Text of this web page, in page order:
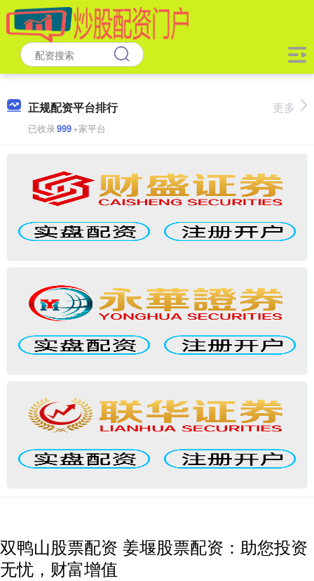
正规配资平台排行
已收录999+家平台
更多
双鸭山股票配资 姜堰股票配资：助您投资
无忧，财富增值